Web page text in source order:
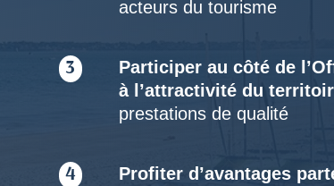
acteurs du tourisme
3
Participer au côté de
à l’attractivité du
prestations de qualité
4 Profiter d’avantages